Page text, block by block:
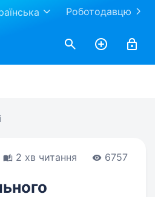
Роботодавцю
2 хв читання 6757